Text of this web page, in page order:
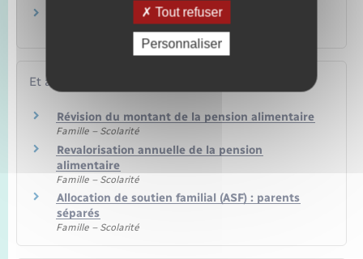
Doit-on encore verser une pension alimentaire
à un enfant devenu majeur ?
Et aussi
Révision du montant de la pension alimentaire
Famille – Scolarité
Revalorisation annuelle de la pension
alimentaire
Famille – Scolarité
Allocation de soutien familial (ASF) : parents
séparés
Famille – Scolarité
Tout refuser
Personnaliser